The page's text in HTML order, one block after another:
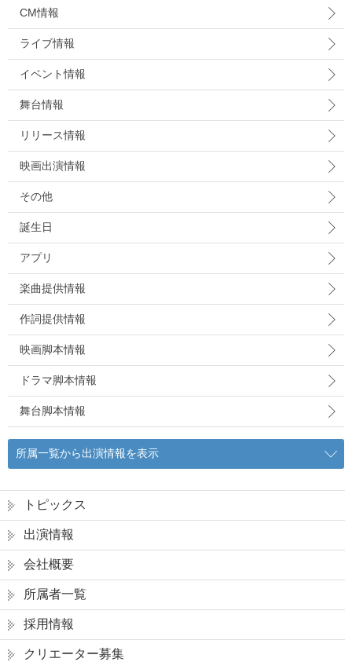
CM情報
ライブ情報
イベント情報
舞台情報
リリース情報
映画出演情報
その他
誕生日
アプリ
楽曲提供情報
作詞提供情報
映画脚本情報
ドラマ脚本情報
舞台脚本情報
所属一覧から出演情報を表示
トピックス
出演情報
会社概要
所属者一覧
採用情報
クリエーター募集